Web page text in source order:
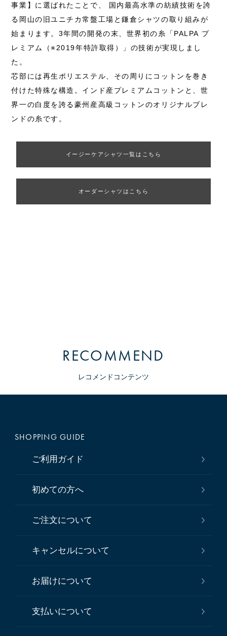
事業】に選ばれたことで、 国内最高水準の紡績技術を誇
る岡山の旧ユニチカ常盤工場と鎌倉シャツの取り組みが
始まります。3年間の開発の末、世界初の糸「PALPA プ
レミアム（※2019年特許取得）」の技術が実現しまし
た。
芯部には再生ポリエステル、その周りにコットンを巻き
付けた特殊な構造。インド産プレミアムコットンと、世
界一の白度を誇る豪州産高級コットンのオリジナルブレ
ンドの糸です。
イージーケアシャツ一覧はこちら
オーダーシャツはこちら
RECOMMEND
レコメンドコンテンツ
SHOPPING GUIDE
ご利用ガイド
初めての方へ
ご注文について
キャンセルについて
お届けについて
支払いについて